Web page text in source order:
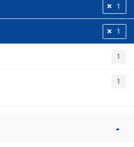
1
1
1
1